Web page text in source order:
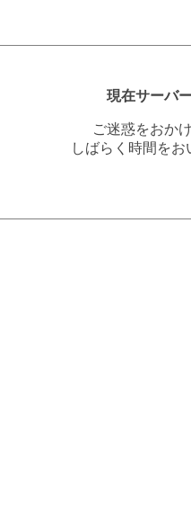
現在サーバ
ご迷惑をおか
しばらく時間を